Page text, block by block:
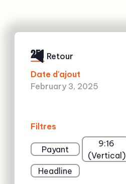
251
Date d'ajout
February 3, 2025
Filtres
Payant
9:16
(Vertical)
Headline
Retour